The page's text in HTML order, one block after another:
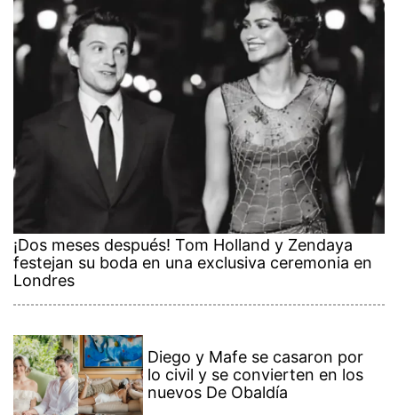
¡Dos meses después! Tom Holland y Zendaya
festejan su boda en una exclusiva ceremonia en
Londres
Diego y Mafe se casaron por
lo civil y se convierten en los
nuevos De Obaldía